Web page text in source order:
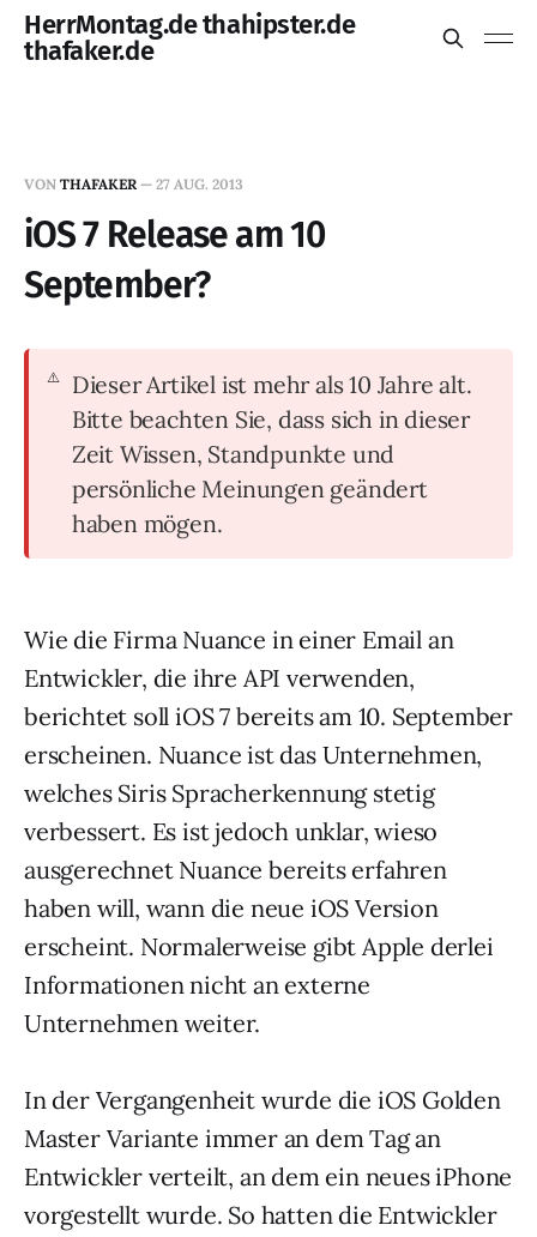
HerrMontag.de thahipster.de
thafaker.de
VON THAFAKER — 27 AUG. 2013
iOS 7 Release am 10
September?
Dieser Artikel ist mehr als 10 Jahre alt.
Bitte beachten Sie, dass sich in dieser
Zeit Wissen, Standpunkte und
persönliche Meinungen geändert
haben mögen.
Wie die Firma Nuance in einer Email an
Entwickler, die ihre API verwenden,
berichtet soll iOS 7 bereits am 10. September
erscheinen. Nuance ist das Unternehmen,
welches Siris Spracherkennung stetig
verbessert. Es ist jedoch unklar, wieso
ausgerechnet Nuance bereits erfahren
haben will, wann die neue iOS Version
erscheint. Normalerweise gibt Apple derlei
Informationen nicht an externe
Unternehmen weiter.
In der Vergangenheit wurde die iOS Golden
Master Variante immer an dem Tag an
Entwickler verteilt, an dem ein neues iPhone
vorgestellt wurde. So hatten die Entwickler